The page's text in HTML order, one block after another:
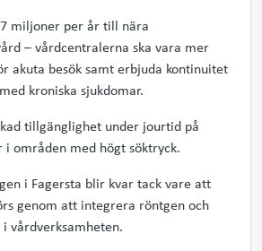
miljoner per år till nära
– vårdcentralerna ska vara mer
akuta besök samt erbjuda kontinuitet
kroniska sjukdomar.
tillgänglighet under jourtid på
områden med högt söktryck.
i Fagersta blir kvar tack vare att
genom att integrera röntgen och
vårdverksamheten.